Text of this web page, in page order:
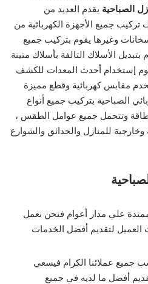
الصباحية يقدم العديد من
جميع الأجهزة الكهربائية من
وغيرها يقوم بتركيب جميع
بتبديل الأسلاك التالفة بأسلاك متينة
إستخدام أحدث المعدات للكشف
مقابس كهربائية وقطع مميزة
الصباحية بتركيب جميع أنواع
وتتحمل جميع عوامل الطقس ،
وخارجية للمنازل والحدائق والشوارع
علي مدار أعوام فنحن نعمل
العميل لتقديم أفضل الخدمات
جميع عملائنا الكرام فيسعي
أفضل ما لديه في جميع